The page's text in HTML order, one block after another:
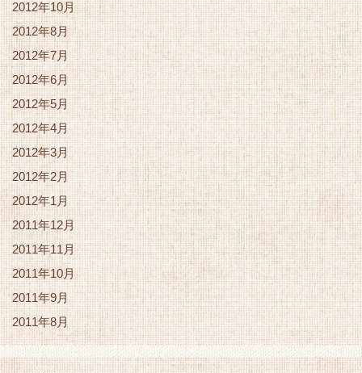
2012年10月
2012年8月
2012年7月
2012年6月
2012年5月
2012年4月
2012年3月
2012年2月
2012年1月
2011年12月
2011年11月
2011年10月
2011年9月
2011年8月